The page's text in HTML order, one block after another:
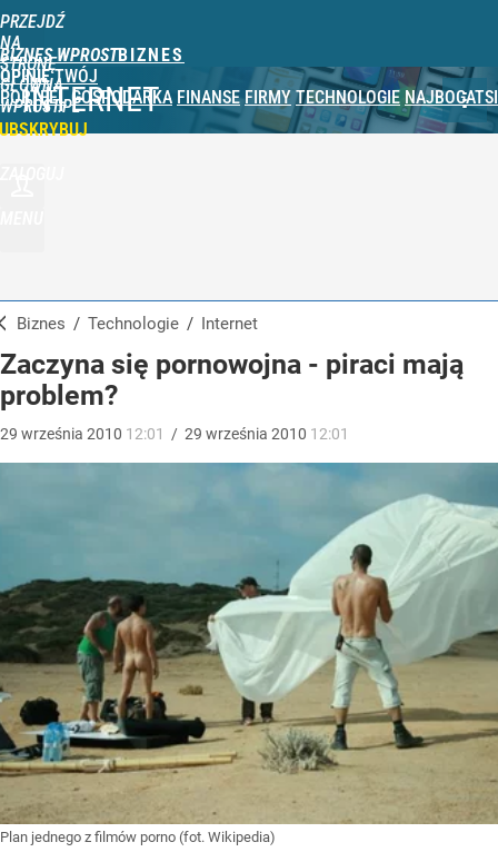
PRZEJDŹ
NA
STRONĘ
GŁÓWNĄ
WPROST.PL
BIZNES WPROST
OPINIE TWÓJ
PORTFEL GOSPODARKA FINANSE FIRMY TECHNOLOGIE NAJBOGATSI
INTERNET
Biznes / Technologie / Internet
Zaczyna się pornowojna - piraci mają
problem?
29 września 2010 12:01 / 29 września 2010 12:01
Plan jednego z filmów porno (fot. Wikipedia)